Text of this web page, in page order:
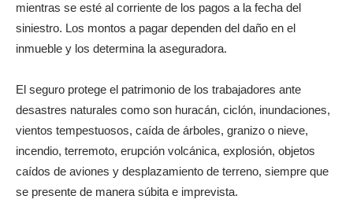
mientras se esté al corriente de los pagos a la fecha del
siniestro. Los montos a pagar dependen del daño en el
inmueble y los determina la aseguradora.
El seguro protege el patrimonio de los trabajadores ante
desastres naturales como son huracán, ciclón, inundaciones,
vientos tempestuosos, caída de árboles, granizo o nieve,
incendio, terremoto, erupción volcánica, explosión, objetos
caídos de aviones y desplazamiento de terreno, siempre que
se presente de manera súbita e imprevista.